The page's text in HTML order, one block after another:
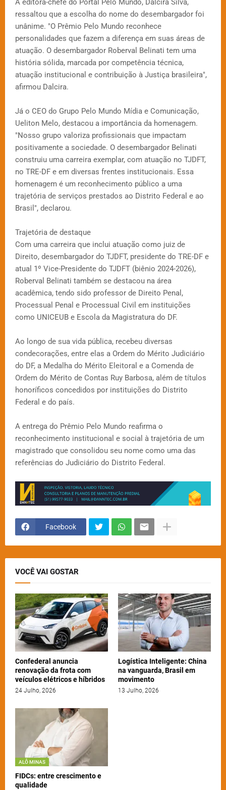
A editora-chefe do Portal Pelo Mundo, Dalcira Silva,
ressaltou que a escolha do nome do desembargador foi
unânime. "O Prêmio Pelo Mundo reconhece
personalidades que fazem a diferença em suas áreas de
atuação. O desembargador Roberval Belinati tem uma
história sólida, marcada por competência técnica,
atuação institucional e contribuição à Justiça brasileira",
afirmou Dalcira.
Já o CEO do Grupo Pelo Mundo Mídia e Comunicação,
Ueliton Melo, destacou a importância da homenagem.
"Nosso grupo valoriza profissionais que impactam
positivamente a sociedade. O desembargador Belinati
construiu uma carreira exemplar, com atuação no TJDFT,
no TRE-DF e em diversas frentes institucionais. Essa
homenagem é um reconhecimento público a uma
trajetória de serviços prestados ao Distrito Federal e ao
Brasil", declarou.
Trajetória de destaque
Com uma carreira que inclui atuação como juiz de
Direito, desembargador do TJDFT, presidente do TRE-DF e
atual 1º Vice-Presidente do TJDFT (biênio 2024-2026),
Roberval Belinati também se destacou na área
acadêmica, tendo sido professor de Direito Penal,
Processual Penal e Processual Civil em instituições
como UNICEUB e Escola da Magistratura do DF.
Ao longo de sua vida pública, recebeu diversas
condecorações, entre elas a Ordem do Mérito Judiciário
do DF, a Medalha do Mérito Eleitoral e a Comenda de
Ordem do Mérito de Contas Ruy Barbosa, além de títulos
honoríficos concedidos por instituições do Distrito
Federal e do país.
A entrega do Prêmio Pelo Mundo reafirma o
reconhecimento institucional e social à trajetória de um
magistrado que consolidou seu nome como uma das
referências do Judiciário do Distrito Federal.
Facebook
VOCÊ VAI GOSTAR
Confederal anuncia
renovação da frota com
veículos elétricos e híbridos
24 Julho, 2026
Logística Inteligente: China
na vanguarda, Brasil em
movimento
13 Julho, 2026
ALÔ MINAS
FIDCs: entre crescimento e
qualidade